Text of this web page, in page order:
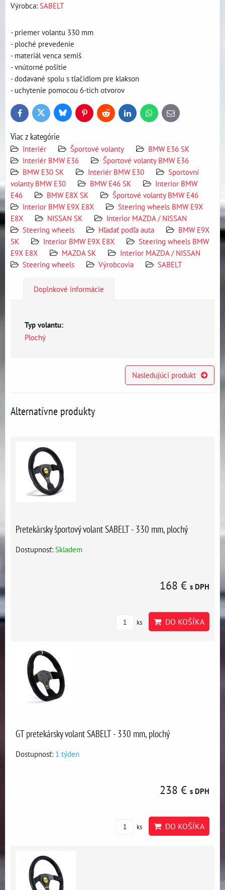
Výrobca: SABELT
- priemer volantu 330 mm
- ploché prevedenie
- materiál venca semiš
- vnútorné pošitie
- dodavané spolu s tlačidlom pre klakson
- uchytenie pomocou 6-tich otvorov
FacebookTwitter BlueskyPinterestReddit LinkedInWhatsApp
E-
mail
Viac z kategórie
Interiér Športové volanty
BMW E36 SK
Interiér BMW E36
Športové volanty BMW E36
BMW E30 SK
Interiér BMW E30
Sportovní
volanty BMW E30
BMW E46 SK
Interior BMW
E46
BMW E8X SK
Športové volanty BMW E46
Interior BMW E9X E8X
Steering wheels BMW E9X
E8X
NISSAN SK
Interior MAZDA / NISSAN
Steering wheels
Hľadať podľa auta
BMW E9X
SK
Interior BMW E9X E8X
Steering wheels BMW
E9X E8X
MAZDA SK
Interior MAZDA / NISSAN
Steering wheels
Výrobcovia SABELT
Doplnkové informácie
Typ volantu:
Plochý
Nasledujúci produkt
Alternatívne produkty
Pretekársky športový volant SABELT - 330 mm, plochý
Dostupnosť: Skladem
168 € s DPH
ks DO KOŠÍKA
GT pretekársky volant SABELT - 330 mm, plochý
Dostupnosť: 1 týden
238 € s DPH
ks DO KOŠÍKA